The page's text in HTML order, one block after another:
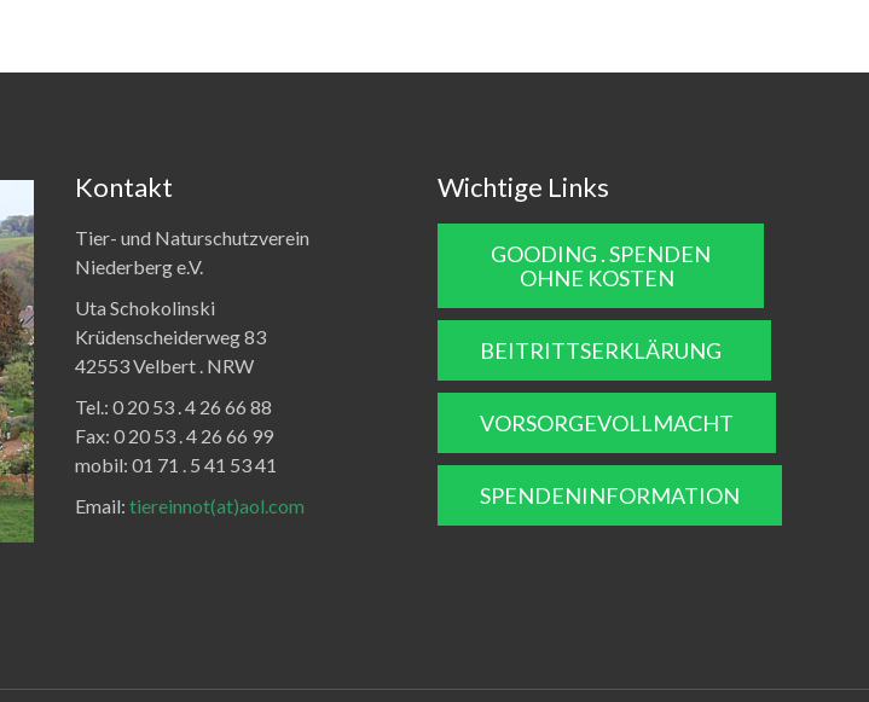
Kontakt
Tier- und Naturschutzverein
Niederberg e.V.
Uta Schokolinski
Krüdenscheiderweg 83
42553 Velbert . NRW
Tel.: 0 20 53 . 4 26 66 88
Fax: 0 20 53 . 4 26 66 99
mobil: 01 71 . 5 41 53 41
Email: tiereinnot(at)aol.com
Wichtige Links
GOODING . SPENDEN
OHNE KOSTEN
BEITRITTSERKLÄRUNG
VORSORGEVOLLMACHT
SPENDENINFORMATION